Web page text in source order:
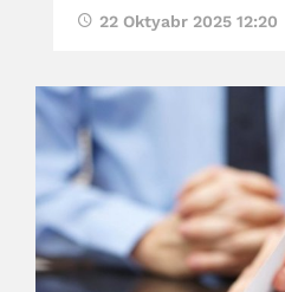
22 Oktyabr 2025 12:20